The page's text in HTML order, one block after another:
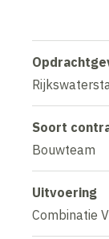
Soort
Bouwteam
Uitvoering
Combinatie